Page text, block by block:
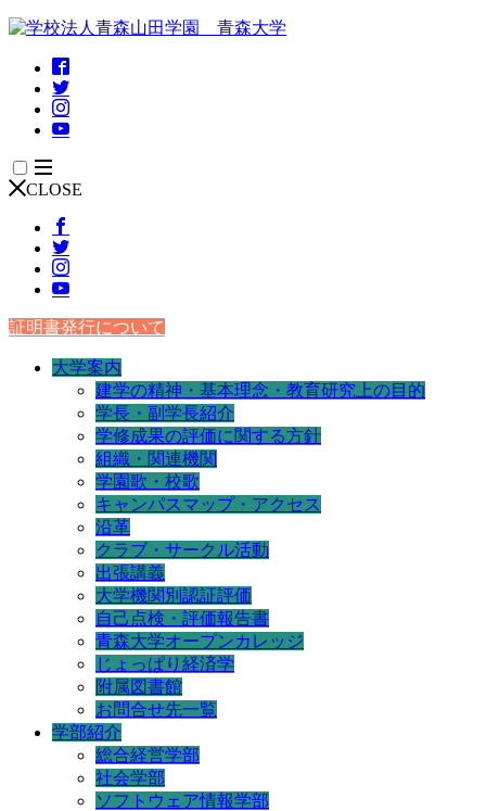
CLOSE
証明書発行について
大学案内
建学の精神・基本理念・教育研究上の目的
学長・副学長紹介
学修成果の評価に関する方針
組織・関連機関
学園歌・校歌
キャンパスマップ・アクセス
沿革
クラブ・サークル活動
出張講義
大学機関別認証評価
自己点検・評価報告書
青森大学オープンカレッジ
じょっぱり経済学
附属図書館
お問合せ先一覧
学部紹介
総合経営学部
社会学部
ソフトウェア情報学部